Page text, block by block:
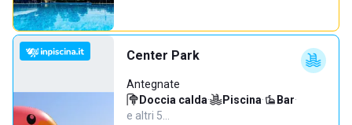
Center Park
Antegnate
Doccia calda· Piscina· Bar·
e altri 5…